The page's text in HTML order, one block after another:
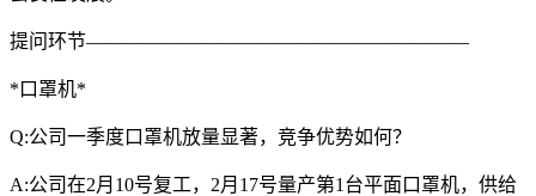
提问环节————————————————————
*口罩机*
Q:公司一季度口罩机放量显著，竞争优势如何？
A:公司在2月10号复工，2月17号量产第1台平面口罩机，供给